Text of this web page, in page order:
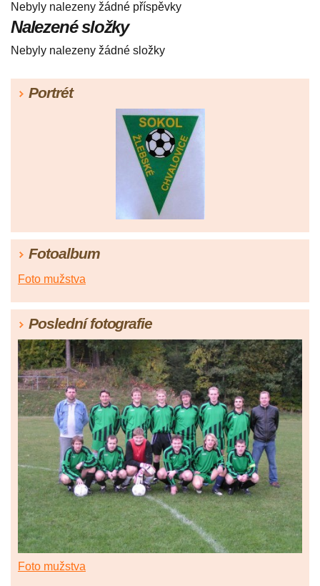
Nebyly nalezeny žádné příspěvky
Nalezené složky
Nebyly nalezeny žádné složky
Portrét
Fotoalbum
Foto mužstva
Poslední fotografie
Foto mužstva